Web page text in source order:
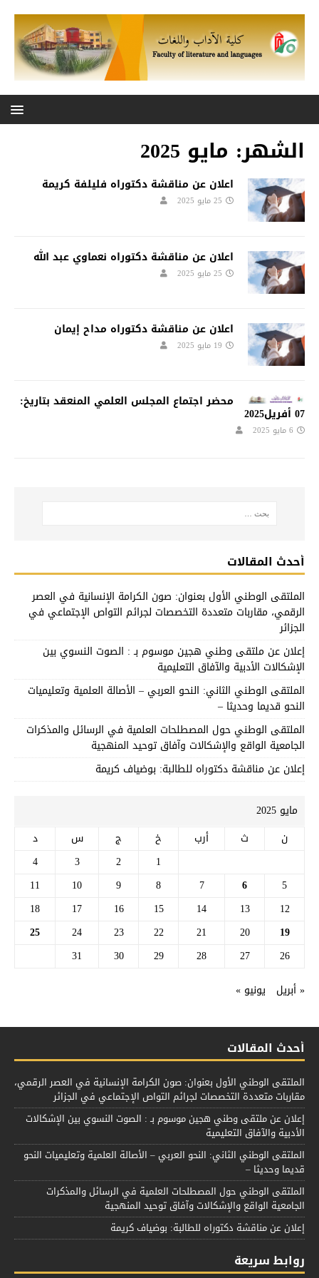
الشهر: مايو 2025
اعلان عن مناقشة دكتوراه فليلفة كريمة
25 مايو 2025
اعلان عن مناقشة دكتوراه نعماوي عبد الله
25 مايو 2025
اعلان عن مناقشة دكتوراه مداح إيمان
19 مايو 2025
محضر اجتماع المجلس العلمي المنعقد بتاريخ:
07 أفريل2025
6 مايو 2025
أحدث المقالات
الملتقى الوطني الأول بعنوان: صون الكرامة الإنسانية في العصر
الرقمي، مقاربات متعددة التخصصات لجرائم التواص الإجتماعي في
الجزائر
إعلان عن ملتقى وطني هجين موسوم بـ : الصوت النسوي بين
الإشكالات الأدبية والآفاق التعليمية
الملتقى الوطني الثاني: النحو العربي – الأصالة العلمية وتعليميات
النحو قديما وحديثا –
الملتقى الوطني حول المصطلحات العلمية في الرسائل والمذكرات
الجامعية الواقع والإشكالات وآفاق توحيد المنهجية
إعلان عن مناقشة دكتوراه للطالبة: بوضياف كريمة
مايو 2025
ن
ث أرب خ ج س
د
1
2
3
4
5
6
7
8
9
10
11
12
13
14
15
16
17
18
19
20
21
22
23
24
25
26
27
28
29
30
31
« أبريل
يونيو »
أحدث المقالات
الملتقى الوطني الأول بعنوان: صون الكرامة الإنسانية في العصر الرقمي،
مقاربات متعددة التخصصات لجرائم التواص الإجتماعي في الجزائر
إعلان عن ملتقى وطني هجين موسوم بـ : الصوت النسوي بين الإشكالات
الأدبية والآفاق التعليمية
الملتقى الوطني الثاني: النحو العربي – الأصالة العلمية وتعليميات النحو
قديما وحديثا –
الملتقى الوطني حول المصطلحات العلمية في الرسائل والمذكرات
الجامعية الواقع والإشكالات وآفاق توحيد المنهجية
إعلان عن مناقشة دكتوراه للطالبة: بوضياف كريمة
روابط سريعة